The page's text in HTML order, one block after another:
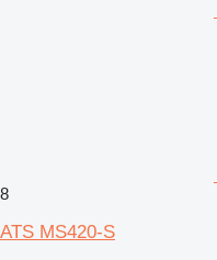
8
ATS MS420-S